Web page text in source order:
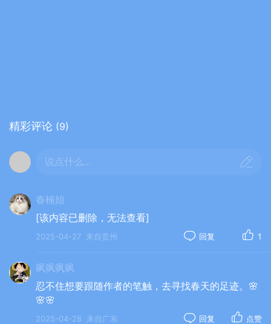
〔双调·鱼游春水〕（中华通韵）
暮春
谢芳菲，挂青梅，烟云间、紫燕斜飞。微雨带香山
岭翠，马壮鱼肥，鱼肥戏溪水，溪边绿柳垂。
8.张彩英（陕西）
〔双调•鱼游春水〕暮春随吟（通韵）
柳含烟，絮堆绵，借东风、瓣影如蝶翩跹。春渐远
青果偷偷赏脸，紫燕戏清泉，清泉泛波远，遥思夏
韵田。
精彩评论 (9)
说点什么...
春楠姐
[该内容已删除，无法查看]
2025-04-27 来自贵州 回复 1
飒飒飒飒
忍不住想要跟随作者的笔触，去寻找春天的足迹。🌸
🌸🌸
2025-04-28 来自广东 回复 点赞